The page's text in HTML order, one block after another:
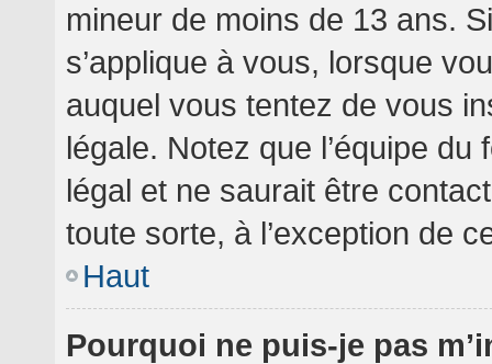
mineur de moins de 13 ans.
s’applique à vous, lorsque
auquel vous tentez de vous
légale. Notez que l’équipe
légal et ne saurait être
toute sorte, à l’exception de
Haut
Pourquoi ne puis-je pas